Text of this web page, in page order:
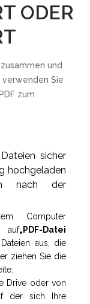
ODER
und
verwenden Sie
zum
sicher
hochgeladen
nach der
Computer
auf„PDF-Datei
aus, die
ziehen Sie die
Drive oder von
der sich Ihre